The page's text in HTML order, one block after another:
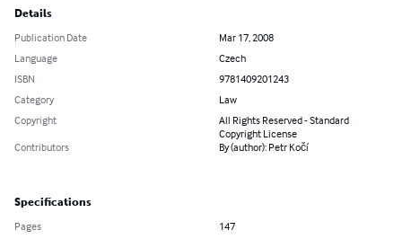
Details
Publication Date
Mar 17, 2008
Language
Czech
ISBN
9781409201243
Category
Law
Copyright
All Rights Reserved - Standard
Copyright License
Contributors
By (author): Petr Kočí
Specifications
Pages
147